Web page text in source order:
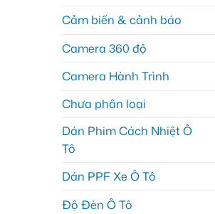
Cảm biến & cảnh báo
Camera 360 độ
Camera Hành Trình
Chưa phân loại
Dán Phim Cách Nhiệt Ô
Tô
Dán PPF Xe Ô Tô
Độ Đèn Ô Tô